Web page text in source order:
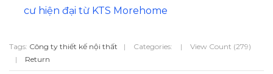
cư hiện đại từ KTS Morehome
Tags: Công ty thiết kế nội thất | Categories: |
View Count (279)
|
Return